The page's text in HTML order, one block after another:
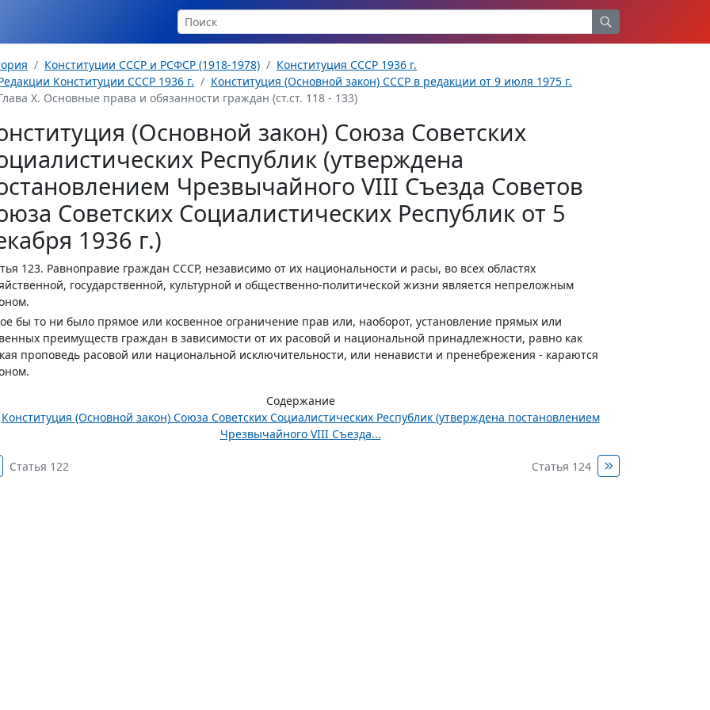
Конституции СССР и РСФСР (1918-1978)
Конституция СССР 1936 г.
Конституции СССР 1936 г.
Конституция (Основной закон) СССР в редакции от 9 июля 1975 г.
Х. Основные права и обязанности граждан (ст.ст. 118 - 133)
(Основной закон) Союза Советских
Республик (утверждена
Чрезвычайного VIII Съезда Советов
Советских Социалистических Республик от 5
1936 г.)
123. Равноправие граждан СССР, независимо от их национальности и расы, во всех областях
государственной, культурной и общественно-политической жизни является непреложным
бы то ни было прямое или косвенное ограничение прав или, наоборот, установление прямых или
преимуществ граждан в зависимости от их расовой и национальной принадлежности, равно как
проповедь расовой или национальной исключительности, или ненависти и пренебрежения - караются
Содержание
Конституция (Основной закон) Союза Советских Социалистических Республик (утверждена постановлением
Чрезвычайного VIII Съезда...
Статья 122 Статья 124